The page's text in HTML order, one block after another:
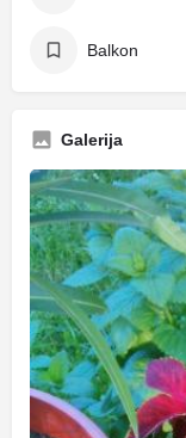
Balkon
Galerija